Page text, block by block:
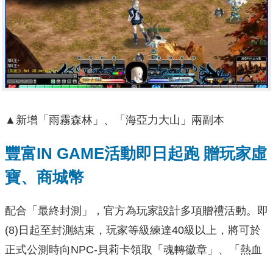
▲新增「雨霧森林」、「海亞力大山」兩副本
豐富IN GAME活動即日起跑 贈玩家虛
寶、商城幣
配合「最終封測」，官方為玩家設計多項贈禮活動。即
(8)日起至封測結束，玩家等級練達40級以上，將可於
正式公測時向NPC-貝莉卡領取「魂轉徽章」、「熱血